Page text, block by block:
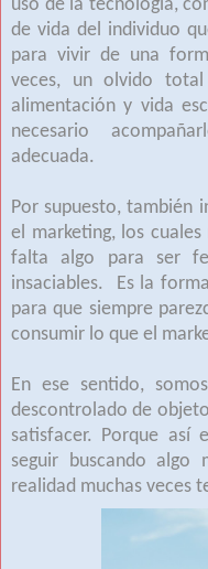
uso de la tecnología,
de vida del individuo
para vivir de una
veces, un olvido
alimentación y vida
necesario
adecuada.
Por supuesto, también
el marketing, los
falta algo para ser
insaciables. Es la
para que siempre
consumir lo que el
En ese sentido,
descontrolado de
satisfacer. Porque así
seguir buscando algo
realidad muchas veces